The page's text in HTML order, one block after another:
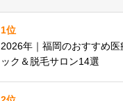
1位
2026年｜福岡のおすすめ医
ック＆脱毛サロン14選